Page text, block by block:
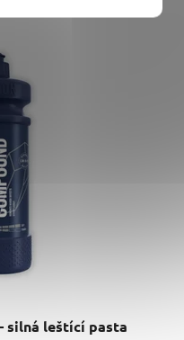
silná leštící pasta